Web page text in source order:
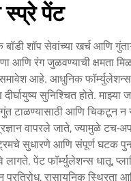
स्प्रे पेंट
शॉप सेवांच्या खर्च आणि
आणि रंग जुळवण्याची क्षमता
समावेश आहे. आधुनिक
सुनिश्चित होते.
आणि चिकटून न
वापरले जाते, ज्यामुळे टच-
सुधारणे आणि संपूर्ण घटक
लागते. पेंट फॉर्म्युलेशन्स धातू,
रासायनिक स्थिरता